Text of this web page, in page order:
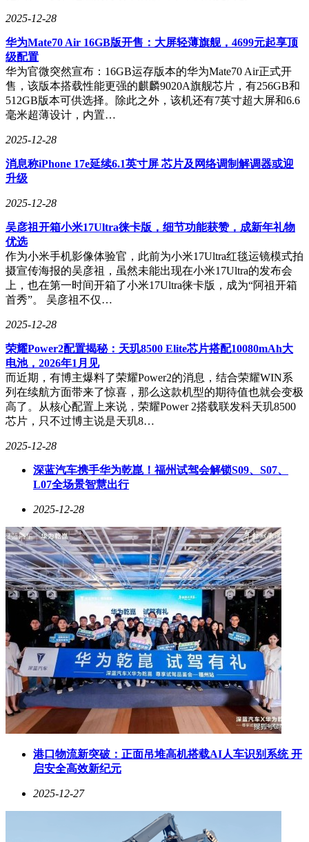
2025-12-28
华为Mate70 Air 16GB版开售：大屏轻薄旗舰，4699元起享顶
级配置
华为官微突然宣布：16GB运存版本的华为Mate70 Air正式开
售，该版本搭载性能更强的麒麟9020A旗舰芯片，有256GB和
512GB版本可供选择。除此之外，该机还有7英寸超大屏和6.6
毫米超薄设计，内置…
2025-12-28
消息称iPhone 17e延续6.1英寸屏 芯片及网络调制解调器或迎
升级
2025-12-28
吴彦祖开箱小米17Ultra徕卡版，细节功能获赞，成新年礼物
优选
作为小米手机影像体验官，此前为小米17Ultra红毯运镜模式拍
摄宣传海报的吴彦祖，虽然未能出现在小米17Ultra的发布会
上，也在第一时间开箱了小米17Ultra徕卡版，成为“阿祖开箱
首秀”。 吴彦祖不仅…
2025-12-28
荣耀Power2配置揭秘：天玑8500 Elite芯片搭配10080mAh大
电池，2026年1月见
而近期，有博主爆料了荣耀Power2的消息，结合荣耀WIN系
列在续航方面带来了惊喜，那么这款机型的期待值也就会变极
高了。从核心配置上来说，荣耀Power 2搭载联发科天玑8500
芯片，只不过博主说是天玑8…
2025-12-28
深蓝汽车携手华为乾崑！福州试驾会解锁S09、S07、
L07全场景智慧出行
2025-12-28
港口物流新突破：正面吊堆高机搭载AI人车识别系统 开
启安全高效新纪元
2025-12-27